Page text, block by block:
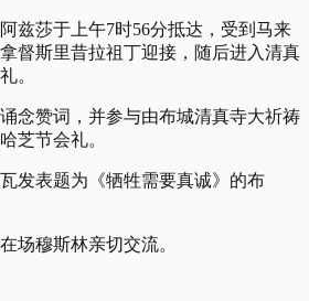
兹莎于上午7时56分抵达，受到马来
督斯里昔拉祖丁迎接，随后进入清真
。
念赞词，并参与由布城清真寺大祈祷
芝节会礼。
发表题为《牺牲需要真诚》的布
场穆斯林亲切交流。